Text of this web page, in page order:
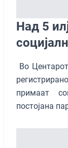
Над 5
Во
примаат
постојана